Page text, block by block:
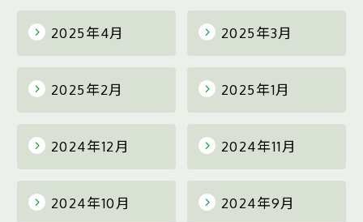
2025年4月 2025年3月
2025年2月 2025年1月
2024年12月 2024年11月
2024年10月 2024年9月